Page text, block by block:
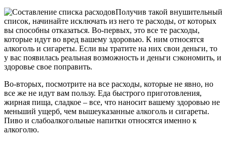
Получив такой внушительный
список, начинайте исключать из него те расходы, от которых
вы способны отказаться. Во-первых, это все те расходы,
которые идут во вред вашему здоровью. К ним относятся
алкоголь и сигареты. Если вы тратите на них свои деньги, то
у вас появилась реальная возможность и деньги сэкономить, и
здоровье свое поправить.
Во-вторых, посмотрите на все расходы, которые не явно, но
все же не идут вам пользу. Еда быстрого приготовления,
жирная пища, сладкое – все, что наносит вашему здоровью не
меньший ущерб, чем вышеуказанные алкоголь и сигареты.
Пиво и слабоалкогольные напитки относятся именно к
алкоголю.